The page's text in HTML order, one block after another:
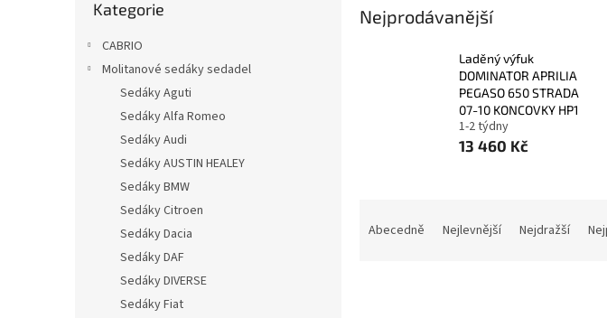
kategorie
Kategorie
CABRIO
Molitanové sedáky sedadel
Sedáky Aguti
Sedáky Alfa Romeo
Sedáky Audi
Sedáky AUSTIN HEALEY
Sedáky BMW
Sedáky Citroen
Sedáky Dacia
Sedáky DAF
Sedáky DIVERSE
Sedáky Fiat
Nejprodávanější
Laděný výfuk
DOMINATOR APRILIA
PEGASO 650 STRADA
07-10 KONCOVKY HP1
1-2 týdny
13 460 Kč
Abecedně Nejlevnější Nejdražší